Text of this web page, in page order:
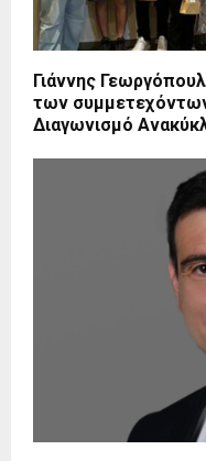
Γιάννης
των
Διαγωνισμό